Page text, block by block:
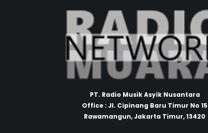
PT. Radio Musik Asyik Nusantara
Office : Jl. Cipinang Baru Timur No 15
Rawamangun, Jakarta Timur, 13420